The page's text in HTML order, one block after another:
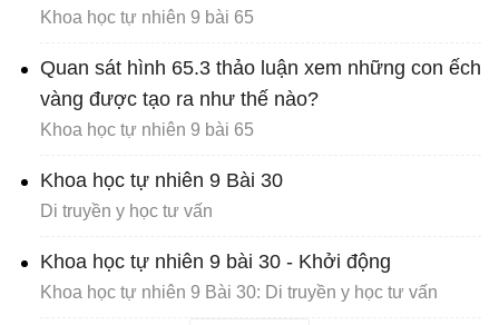
Khoa học tự nhiên 9 bài 65
Quan sát hình 65.3 thảo luận xem những con ếch
vàng được tạo ra như thế nào?
Khoa học tự nhiên 9 bài 65
Khoa học tự nhiên 9 Bài 30
Di truyền y học tư vấn
Khoa học tự nhiên 9 bài 30 - Khởi động
Khoa học tự nhiên 9 Bài 30: Di truyền y học tư vấn